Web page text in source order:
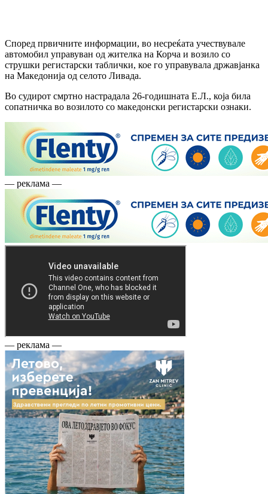
Според првичните информации, во несреќата учествувале
автомобил управуван од жителка на Корча и возило со
струшки регистарски таблички, кое го управувала државјанка
на Македонија од селото Ливада.
Во судирот смртно настрадала 26-годишната Е.Л., која била
сопатничка во возилото со македонски регистарски ознаки.
— реклама —
— реклама —